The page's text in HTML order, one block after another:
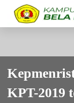
KPT-2019